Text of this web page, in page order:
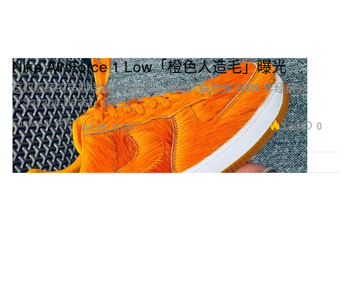
Footwear 球鞋
Nike Air Force 1 Low「橙色人造毛」曝光
这双吸睛的早期样品一经亮相，便让人联想到 2009 年经典的
「Savage Beast」配色。
Jul 16, 2026 3.2K 0